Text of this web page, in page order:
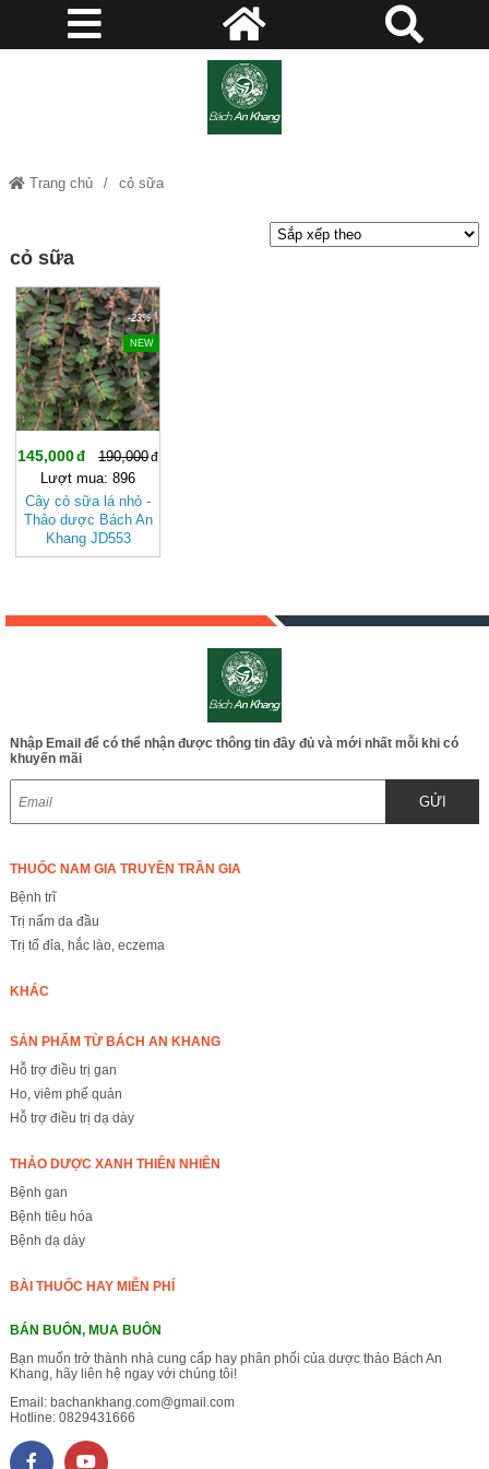
Trang chủ cỏ sữa
cỏ sữa
-23%
NEW
145,000
190,000
Lượt mua: 896
Cây cỏ sữa lá nhỏ -
Thảo dược Bách An
Khang JD553
Nhập Email để có thể nhận được thông tin đầy đủ và mới nhất mỗi khi có
khuyến mãi
GỬI
THUỐC NAM GIA TRUYỀN TRẦN GIA
Bệnh trĩ
Trị nấm da đầu
Trị tổ đỉa, hắc lào, eczema
KHÁC
SẢN PHẨM TỪ BÁCH AN KHANG
Hỗ trợ điều trị gan
Ho, viêm phế quản
Hỗ trợ điều trị dạ dày
THẢO DƯỢC XANH THIÊN NHIÊN
Bệnh gan
Bệnh tiêu hóa
Bệnh dạ dày
BÀI THUỐC HAY MIỄN PHÍ
BÁN BUÔN, MUA BUÔN
Bạn muốn trở thành nhà cung cấp hay phân phối của dược thảo Bách An
Khang, hãy liên hệ ngay với chúng tôi!
Email: bachankhang.com@gmail.com
Hotline: 0829431666